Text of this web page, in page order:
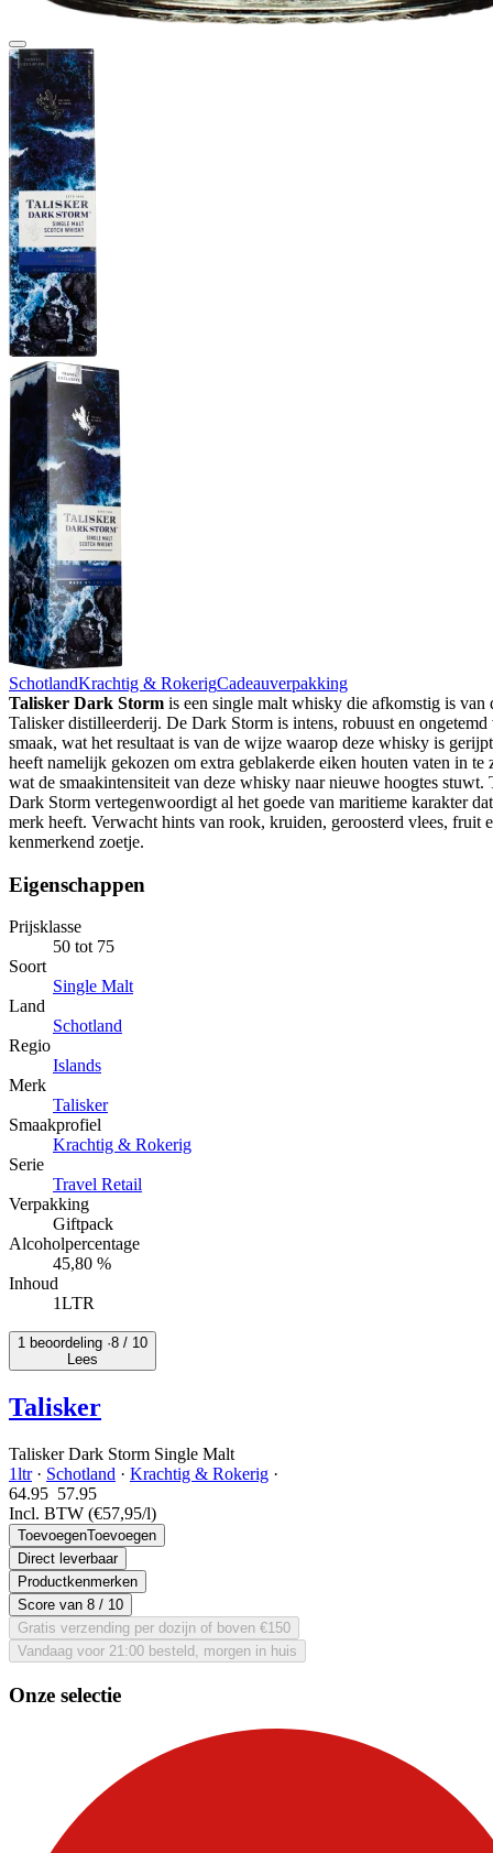
SchotlandKrachtig & RokerigCadeauverpakking
Talisker Dark Storm is een single malt whisky die afkomstig is van
Talisker distilleerderij. De Dark Storm is intens, robuust en ongetemd
smaak, wat het resultaat is van de wijze waarop deze whisky is
heeft namelijk gekozen om extra geblakerde eiken houten vaten in te
wat de smaakintensiteit van deze whisky naar nieuwe hoogtes stuwt.
Dark Storm vertegenwoordigt al het goede van maritieme karakter
merk heeft. Verwacht hints van rook, kruiden, geroosterd vlees, fruit
kenmerkend zoetje.
Eigenschappen
Prijsklasse
50 tot 75
Soort
Single Malt
Land
Schotland
Regio
Islands
Merk
Talisker
Smaakprofiel
Krachtig & Rokerig
Serie
Travel Retail
Verpakking
Giftpack
Alcoholpercentage
45,80 %
Inhoud
1LTR
1 beoordeling ·8 / 10
Lees
Talisker
Talisker Dark Storm Single Malt
1ltr· Schotland · Krachtig & Rokerig ·
64.95 57.95
Incl. BTW (€57,95/l)
ToevoegenToevoegen
Direct leverbaar
Productkenmerken
Score van 8 / 10
Gratis verzending per dozijn of boven €150
Vandaag voor 21:00 besteld, morgen in huis
Onze selectie